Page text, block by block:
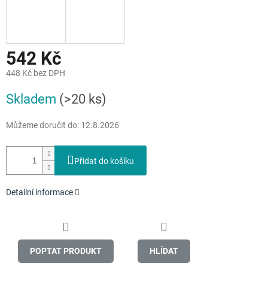
542 Kč
448 Kč bez DPH
cena:
Skladem (>20 ks)
Můžeme doručit do: 12.8.2026
Přidat do košíku
Detailní informace
POPTAT PRODUKT HLÍDAT